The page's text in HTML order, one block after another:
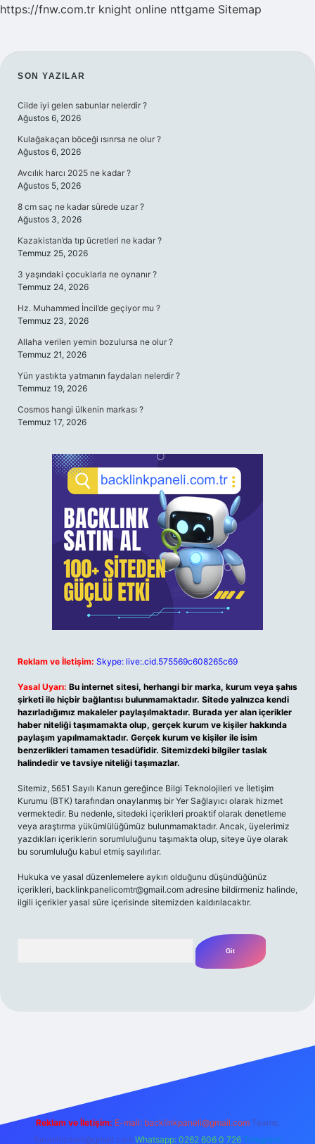
https://fnw.com.tr knight online nttgame Sitemap
SIDEBAR
SON YAZILAR
Cilde iyi gelen sabunlar nelerdir ?
Ağustos 6, 2026
Kulağakaçan böceği ısırırsa ne olur ?
Ağustos 6, 2026
Avcılık harcı 2025 ne kadar ?
Ağustos 5, 2026
8 cm saç ne kadar sürede uzar ?
Ağustos 3, 2026
Kazakistan’da tıp ücretleri ne kadar ?
Temmuz 25, 2026
3 yaşındaki çocuklarla ne oynanır ?
Temmuz 24, 2026
Hz. Muhammed İncil’de geçiyor mu ?
Temmuz 23, 2026
Allaha verilen yemin bozulursa ne olur ?
Temmuz 21, 2026
Yün yastıkta yatmanın faydaları nelerdir ?
Temmuz 19, 2026
Cosmos hangi ülkenin markası ?
Temmuz 17, 2026
Reklam ve İletişim: Skype: live:.cid.575569c608265c69
Yasal Uyarı: Bu internet sitesi, herhangi bir marka, kurum veya şahıs
şirketi ile hiçbir bağlantısı bulunmamaktadır. Sitede yalnızca kendi
hazırladığımız makaleler paylaşılmaktadır. Burada yer alan içerikler
haber niteliği taşımamakta olup, gerçek kurum ve kişiler hakkında
paylaşım yapılmamaktadır. Gerçek kurum ve kişiler ile isim
benzerlikleri tamamen tesadüfidir. Sitemizdeki bilgiler taslak
halindedir ve tavsiye niteliği taşımazlar.
Sitemiz, 5651 Sayılı Kanun gereğince Bilgi Teknolojileri ve İletişim
Kurumu (BTK) tarafından onaylanmış bir Yer Sağlayıcı olarak hizmet
vermektedir. Bu nedenle, sitedeki içerikleri proaktif olarak denetleme
veya araştırma yükümlülüğümüz bulunmamaktadır. Ancak, üyelerimiz
yazdıkları içeriklerin sorumluluğunu taşımakta olup, siteye üye olarak
bu sorumluluğu kabul etmiş sayılırlar.
Hukuka ve yasal düzenlemelere aykırı olduğunu düşündüğünüz
içerikleri, backlinkpanelicomtr@gmail.com adresine bildirmeniz halinde,
ilgili içerikler yasal süre içerisinde sitemizden kaldırılacaktır.
Reklam ve İletişim: E-mail: backlinkpaneli@gmail.com Teams:
forumhizmeti@gmail.com Whatsapp: 0262 606 0 726 Telegram: